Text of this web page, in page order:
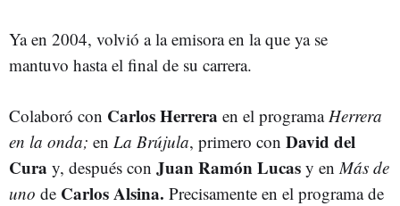
Ya en 2004, volvió a la emisora en la que ya se
mantuvo hasta el final de su carrera.
Colaboró con Carlos Herrera en el programa Herrera
en la onda; en La Brújula, primero con David del
Cura y, después con Juan Ramón Lucas y en Más de
uno de Carlos Alsina. Precisamente en el programa de